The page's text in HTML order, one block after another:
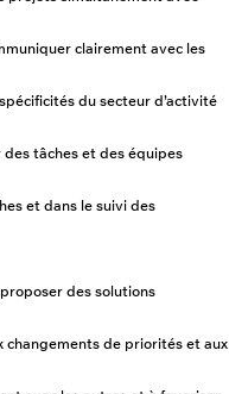
clairement avec les
du secteur d’activité
tâches et des équipes
et dans le suivi des
des solutions
changements de priorités et aux